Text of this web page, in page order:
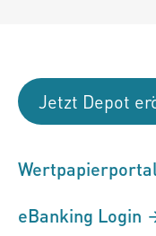
Jetzt Depot
eBanking Login